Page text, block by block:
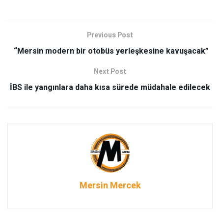
Previous Post
“Mersin modern bir otobüs yerleşkesine kavuşacak”
Next Post
İBS ile yangınlara daha kısa sürede müdahale edilecek
Mersin Mercek